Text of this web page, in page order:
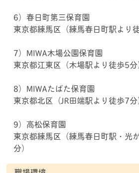
6）春日町第三保育園
東京都練馬区（練馬春日町駅より徒
7）MIWA木場公園保育園
東京都江東区（木場駅より徒歩5分
8）MIWAたばた保育園
東京都北区（JR田端駅より徒歩7分
9）高松保育園
東京都練馬区（練馬春日町駅・光
分）